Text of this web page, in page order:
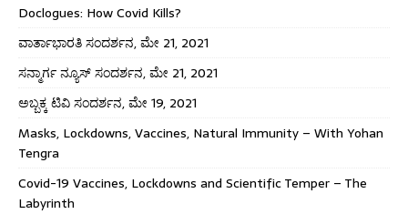
Doclogues: How Covid Kills?
ವಾರ್ತಾಭಾರತಿ ಸಂದರ್ಶನ, ಮೇ 21, 2021
ಸನ್ಮಾರ್ಗ ನ್ಯೂಸ್ ಸಂದರ್ಶನ, ಮೇ 21, 2021
ಅಬ್ಬಕ್ಕ ಟಿವಿ ಸಂದರ್ಶನ, ಮೇ 19, 2021
Masks, Lockdowns, Vaccines, Natural Immunity – With Yohan
Tengra
Covid-19 Vaccines, Lockdowns and Scientific Temper – The
Labyrinth